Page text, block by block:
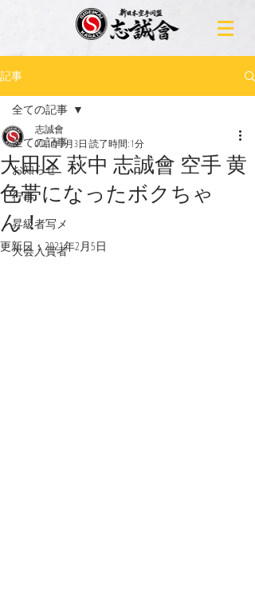
記事
全ての記事
お知らせ
行事
昇級者写メ
大会入賞者
全ての記事
大田区 萩中 志誠會 空手 黄
色帯になったボクちゃ
ん！
志誠會
2021年2月3日 読了時間: 1分
更新日： 2021年2月5日